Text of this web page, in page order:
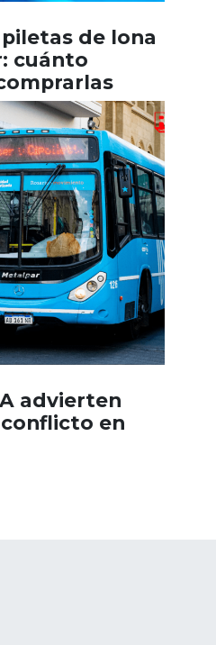
de lona
cuánto
advierten
en